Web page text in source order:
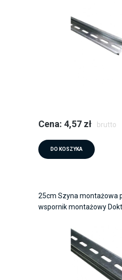
Cena: 4,57 zł brutto
DO KOSZYKA
25cm Szyna montażowa
wspornik montażowy